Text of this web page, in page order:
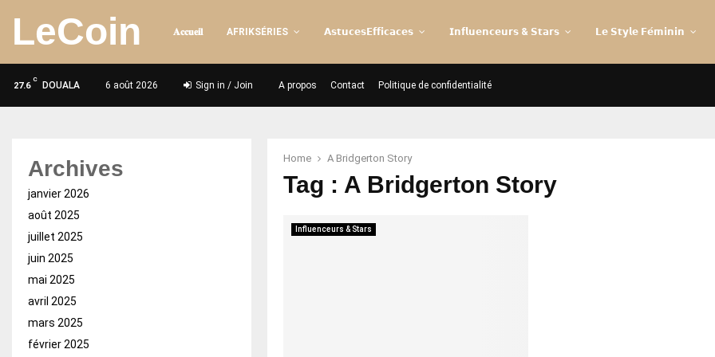
LeCoin 𝐀𝐜𝐜𝐮𝐞𝐢𝐥 AFRIKSÉRIES 𝗔𝘀𝘁𝘂𝗰𝗲𝘀𝗘𝗳𝗳𝗶𝗰𝗮𝗰𝗲𝘀 𝗜𝗻𝗳𝗹𝘂𝗲𝗻𝗰𝗲𝘂𝗿𝘀 & 𝗦𝘁𝗮𝗿𝘀 𝗟𝗲 𝗦𝘁𝘆𝗹𝗲 𝗙𝗲́𝗺𝗶𝗻𝗶𝗻
27.6
C
DOUALA 6 août 2026 Sign in / Join A propos Contact Politique de confidentialité
Home A Bridgerton Story
Tag : A Bridgerton Story
Influenceurs & Stars
Archives
janvier 2026
août 2025
juillet 2025
juin 2025
mai 2025
avril 2025
mars 2025
février 2025